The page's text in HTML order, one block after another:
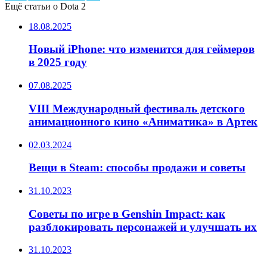
Ещё статьи о Dota 2
18.08.2025
Новый iPhone: что изменится для геймеров
в 2025 году
07.08.2025
VIII Международный фестиваль детского
анимационного кино «Аниматика» в Артек
02.03.2024
Вещи в Steam: способы продажи и советы
31.10.2023
Советы по игре в Genshin Impact: как
разблокировать персонажей и улучшать их
31.10.2023